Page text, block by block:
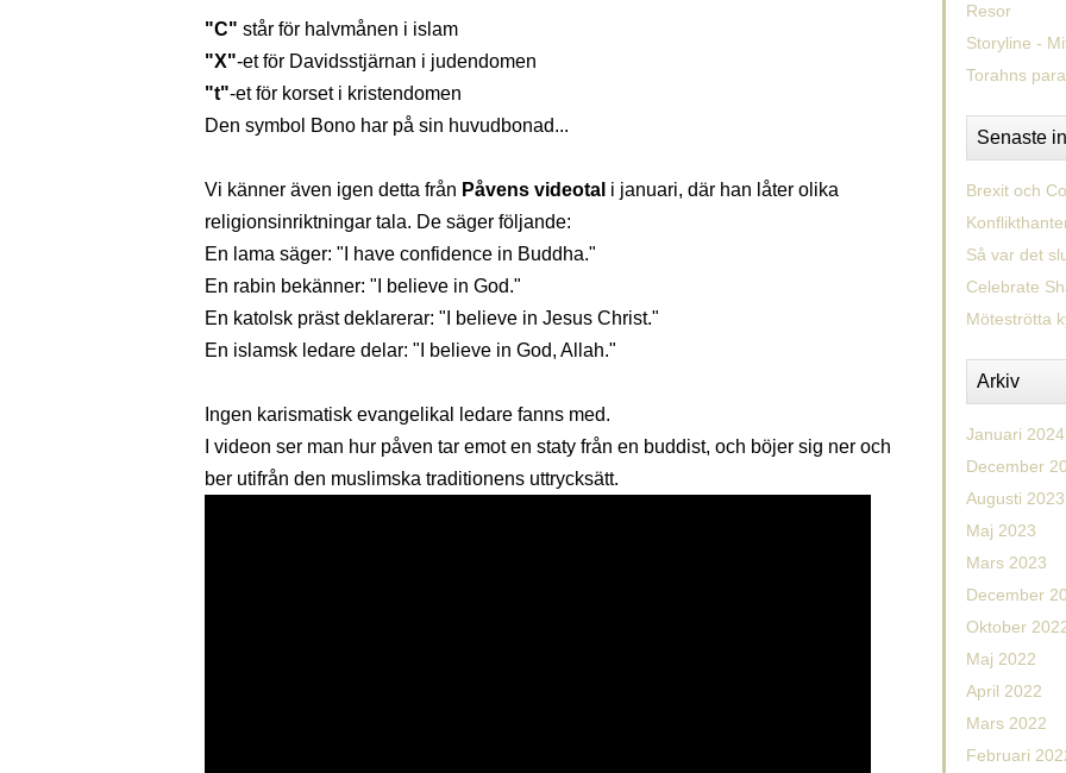
"C" står för halvmånen i islam
"X"-et för Davidsstjärnan i judendomen
"t"-et för korset i kristendomen
Den symbol Bono har på sin huvudbonad...
Vi känner även igen detta från Påvens videotal i januari, där han låter olika
religionsinriktningar tala. De säger följande:
En lama säger: "I have confidence in Buddha."
En rabin bekänner: "I believe in God."
En katolsk präst deklarerar: "I believe in Jesus Christ."
En islamsk ledare delar: "I believe in God, Allah."
Ingen karismatisk evangelikal ledare fanns med.
I videon ser man hur påven tar emot en staty från en buddist, och böjer sig ner och
ber utifrån den muslimska traditionens uttrycksätt.
Resor
Storyline -
Torahns
Senaste
Brexit och
Så var det
Celebrate
Möteströtta
Arkiv
Januari 2024
December
Augusti 2023
Maj 2023
Mars 2023
December
Oktober
Maj 2022
April 2022
Mars 2022
Februari